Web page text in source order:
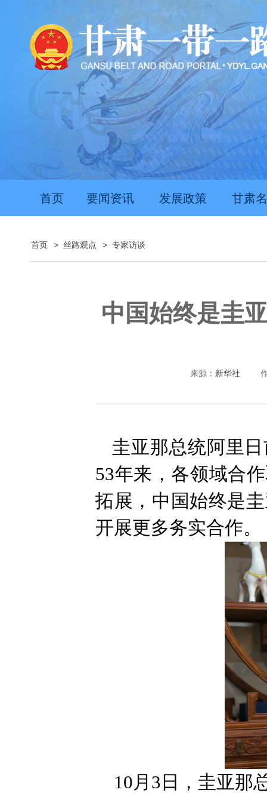
首页 要闻资讯 发展政策 甘肃
首页 > 丝路观点 > 专家访谈
中国始终是圭
来源： 新华社
圭亚那总统阿里
53年来，各领域合
拓展，中国始终是
开展更多务实合作。
10月3日，圭亚那